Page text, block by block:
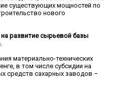
существующих мощностей по
нового
развитие сырьевой базы
материально-технических
в том числе субсидии на
средств сахарных заводов –